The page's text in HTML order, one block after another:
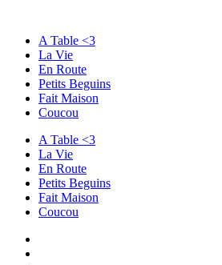
A Table <3
La Vie
En Route
Petits Beguins
Fait Maison
Coucou
A Table <3
La Vie
En Route
Petits Beguins
Fait Maison
Coucou